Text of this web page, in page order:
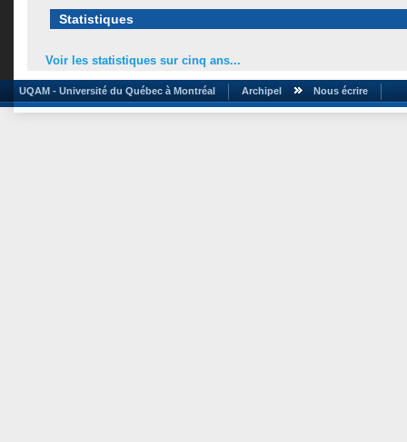
Statistiques
Voir les statistiques sur cinq ans...
UQAM - Université du Québec à Montréal Archipel Nous écrire